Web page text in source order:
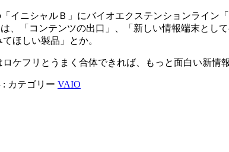
イニシャルＢ」にバイオエクステンションライン「
、「コンテンツの出口」、「新しい情報端末と
ほしい製品」とか。
ケフリとうまく合体できれば、もっと面白い新情
: カテゴリー VAIO